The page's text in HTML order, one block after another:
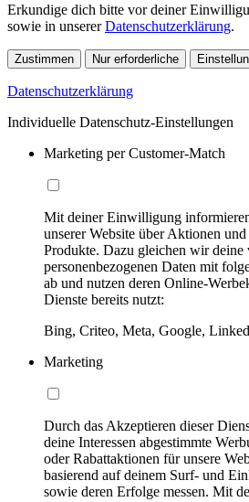
Erkundige dich bitte vor deiner
sowie in unsererDatenschutzerklärung.
Zustimmen Nur erforderliche
Datenschutzerklärung
Individuelle Datenschutz-Einstellungen
Marketing per Customer-Match
Mit deiner Einwilligung
unserer Website über Aktionen
Produkte. Dazu gleichen wir deine
personenbezogenen Daten mit
ab und nutzen deren Online-
Dienste bereits nutzt:
Bing, Criteo, Meta, Google,
Marketing
Durch das Akzeptieren dieser
deine Interessen abgestimmte
oder Rabattaktionen für unsere
basierend auf deinem Surf- und
sowie deren Erfolge messen. Mit